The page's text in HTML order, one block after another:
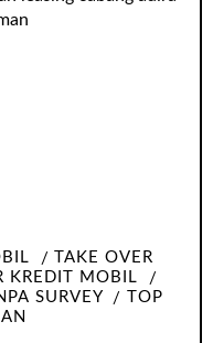
TAKE OVER
KREDIT MOBIL
SURVEY
TOP